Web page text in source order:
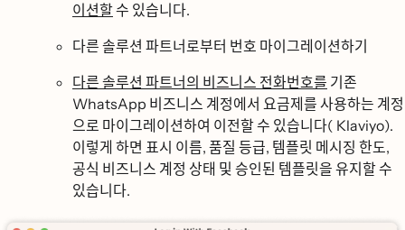
이션할수 있습니다.
다른 솔루션 파트너로부터 번호 마이그레이션하기
다른 솔루션 파트너의 비즈니스 전화번호를 기존
WhatsApp 비즈니스 계정에서 요금제를 사용하는 계정
으로 마이그레이션하여 이전할 수 있습니다( Klaviyo).
이렇게 하면 표시 이름, 품질 등급, 템플릿 메시징 한도,
공식 비즈니스 계정 상태 및 승인된 템플릿을 유지할 수
있습니다.